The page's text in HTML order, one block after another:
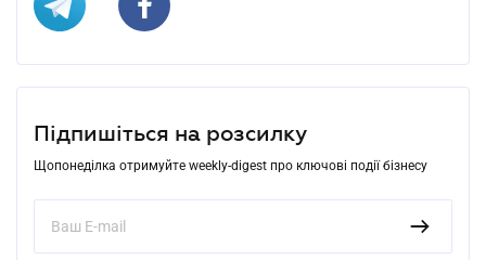
Підпишіться на розсилку
Щопонеділка отримуйте weekly-digest про ключові події бізнесу